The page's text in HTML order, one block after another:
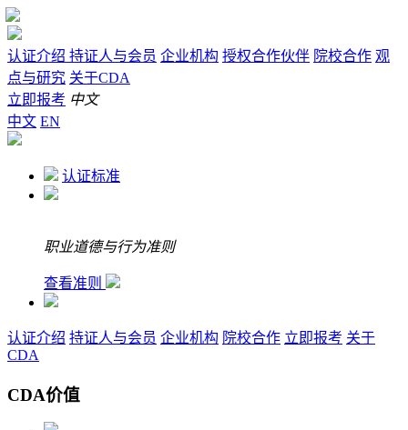
认证介绍 持证人与会员 企业机构 授权合作伙伴 院校合作 观
点与研究 关于CDA
立即报考 中文
中文 EN
认证标准
职业道德与行为准则
查看准则
认证介绍 持证人与会员 企业机构 院校合作 立即报考 关于
CDA
CDA价值